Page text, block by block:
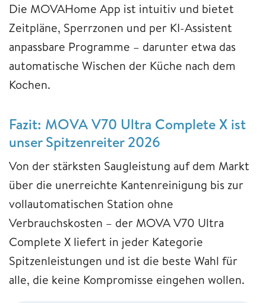
Die MOVAHome App ist intuitiv und bietet
Zeitpläne, Sperrzonen und per KI-Assistent
anpassbare Programme – darunter etwa das
automatische Wischen der Küche nach dem
Kochen.
Fazit: MOVA V70 Ultra Complete X ist
unser Spitzenreiter 2026
Von der stärksten Saugleistung auf dem Markt
über die unerreichte Kantenreinigung bis zur
vollautomatischen Station ohne
Verbrauchskosten – der MOVA V70 Ultra
Complete X liefert in jeder Kategorie
Spitzenleistungen und ist die beste Wahl für
alle, die keine Kompromisse eingehen wollen.